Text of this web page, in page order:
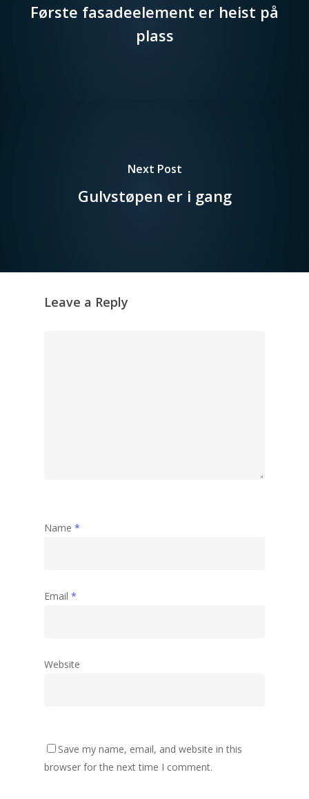
Første fasadeelement er heist på
plass
Next Post
Gulvstøpen er i gang
Leave a Reply
Name *
Email *
Website
Save my name, email, and website in this
browser for the next time I comment.